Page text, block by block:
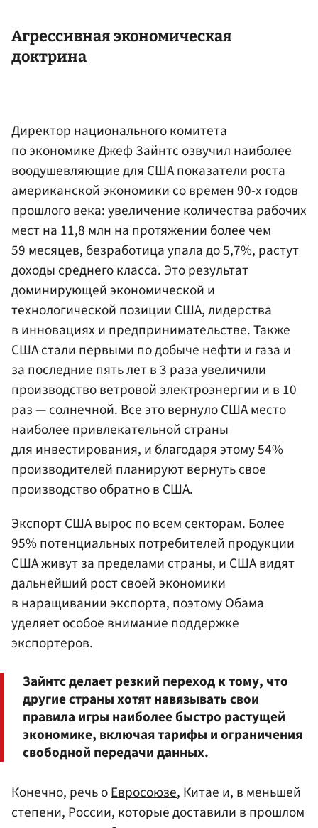
Агрессивная экономическая
доктрина
Директор национального комитета
по экономике Джеф Зайнтс озвучил наиболее
воодушевляющие для США показатели роста
американской экономики со времен 90-х годов
прошлого века: увеличение количества рабочих
мест на 11,8 млн на протяжении более чем
59 месяцев, безработица упала до 5,7%, растут
доходы среднего класса. Это результат
доминирующей экономической и
технологической позиции США, лидерства
в инновациях и предпринимательстве. Также
США стали первыми по добыче нефти и газа и
за последние пять лет в 3 раза увеличили
производство ветровой электроэнергии и в 10
раз — солнечной. Все это вернуло США место
наиболее привлекательной страны
для инвестирования, и благодаря этому 54%
производителей планируют вернуть свое
производство обратно в США.
Экспорт США вырос по всем секторам. Более
95% потенциальных потребителей продукции
США живут за пределами страны, и США видят
дальнейший рост своей экономики
в наращивании экспорта, поэтому Обама
уделяет особое внимание поддержке
экспортеров.
Зайнтс делает резкий переход к тому, что
другие страны хотят навязывать свои
правила игры наиболее быстро растущей
экономике, включая тарифы и ограничения
свободной передачи данных.
Конечно, речь оЕвросоюзе, Китае и, в меньшей
степени, России, которые доставили в прошлом